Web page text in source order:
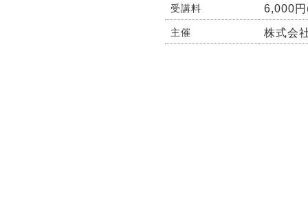
受講料 6,000
主催 株式会